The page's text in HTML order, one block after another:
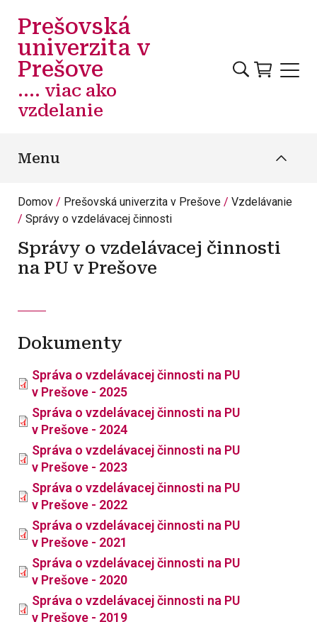
Prešovská
univerzita v
Prešove
.... viac ako
vzdelanie
Menu
Domov Prešovská univerzita v Prešove
Vzdelávanie
Správy o vzdelávacej činnosti
Správy o vzdelávacej činnosti
na PU v Prešove
Dokumenty
Správa o vzdelávacej činnosti na PU
v Prešove - 2025
Správa o vzdelávacej činnosti na PU
v Prešove - 2024
Správa o vzdelávacej činnosti na PU
v Prešove - 2023
Správa o vzdelávacej činnosti na PU
v Prešove - 2022
Správa o vzdelávacej činnosti na PU
v Prešove - 2021
Správa o vzdelávacej činnosti na PU
v Prešove - 2020
Správa o vzdelávacej činnosti na PU
v Prešove - 2019